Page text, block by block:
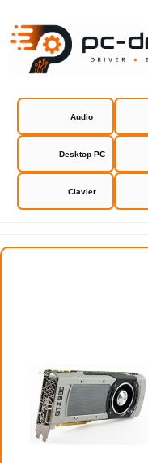
Audio
Desktop PC
Clavier